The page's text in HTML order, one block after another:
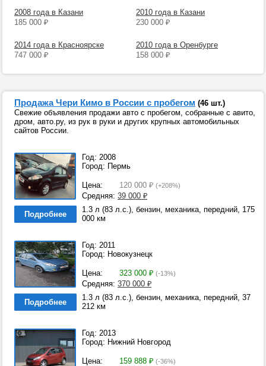
2008 года в Казани
185 000 ₽
2010 года в Казани
230 000 ₽
2014 года в Красноярске
747 000 ₽
2010 года в Оренбурге
158 000 ₽
Продажа Чери Кимо в России с пробегом (46 шт.)
Свежие объявления продажи авто с пробегом, собранные с авито,
дром, авто.ру, из рук в руки и других крупных автомобильных
сайтов России.
Год: 2008
Город: Пермь
Цена: 120 000 ₽ (+208%)
Средняя: 39 000 ₽
Подробнее
1.3 л (83 л.с.), бензин, механика, передний, 175
000 км
Год: 2011
Город: Новокузнецк
Цена: 323 000 ₽ (-13%)
Средняя: 370 000 ₽
Подробнее
1.3 л (83 л.с.), бензин, механика, передний, 37
212 км
Год: 2013
Город: Нижний Новгород
Цена: 159 888 ₽ (-36%)